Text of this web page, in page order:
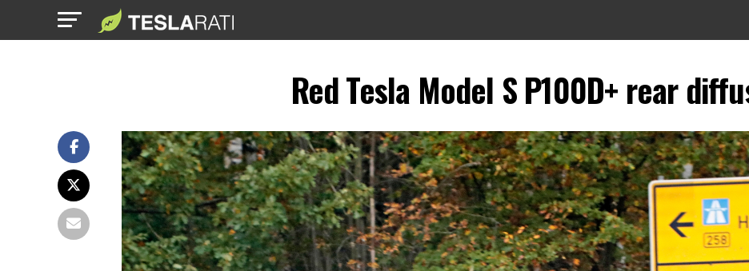
Red Tesla Model S P100D+ rear